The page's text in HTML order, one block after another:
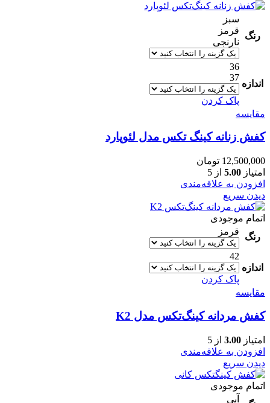
رنگ
سبز
قرمز
نارنجی
اندازه
36
37
پاک کردن
مقایسه
کفش زنانه کینگ تکس مدل لئوپارد
12,500,000 تومان
امتیاز 5.00 از 5
افزودن به علاقه‌مندی
دیدن سریع
اتمام موجودی
رنگ
قرمز
اندازه
42
پاک کردن
مقایسه
کفش مردانه کینگ‌تکس مدل K2
امتیاز 3.00 از 5
افزودن به علاقه‌مندی
دیدن سریع
اتمام موجودی
آبی